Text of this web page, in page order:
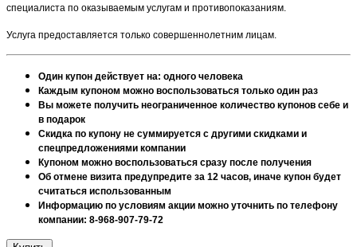
специалиста по оказываемым услугам и противопоказаниям.
Услуга предоставляется только совершеннолетним лицам.
Один купон действует на: одного человека
Каждым купоном можно воспользоваться только один раз
Вы можете получить неограниченное количество купонов себе и
в подарок
Скидка по купону не суммируется с другими скидками и
спецпредложениями компании
Купоном можно воспользоваться сразу после получения
Об отмене визита предупредите за 12 часов, иначе купон будет
считаться использованным
Информацию по условиям акции можно уточнить по телефону
компании: 8-968-907-79-72